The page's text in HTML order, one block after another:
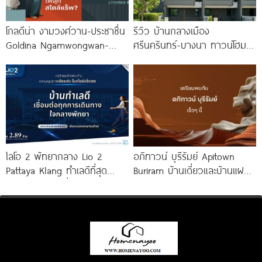
โกลดีน่า งามวงศ์วาน-ประชาชื่น
Goldina Ngamwongwan-
ใกล้ Central และ The Mall
รีวิว บ้านกลางเมือง
ศรีนครินทร์-บางนา ทาวน์โฮม 3
ไลโอ 2 พัทยากลาง Lio 2
Pattaya Klang ทำเลดีที่สุด
เดินทาง
อภิทาวน์ บุรีรัมย์ Apitown
Buriram บ้านเดี่ยวและบ้านแฝดซี
นางรอง พร้อม Fitness 24